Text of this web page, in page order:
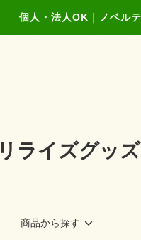
個人・法人OK｜ノベル
リライズグッ
商品から探す